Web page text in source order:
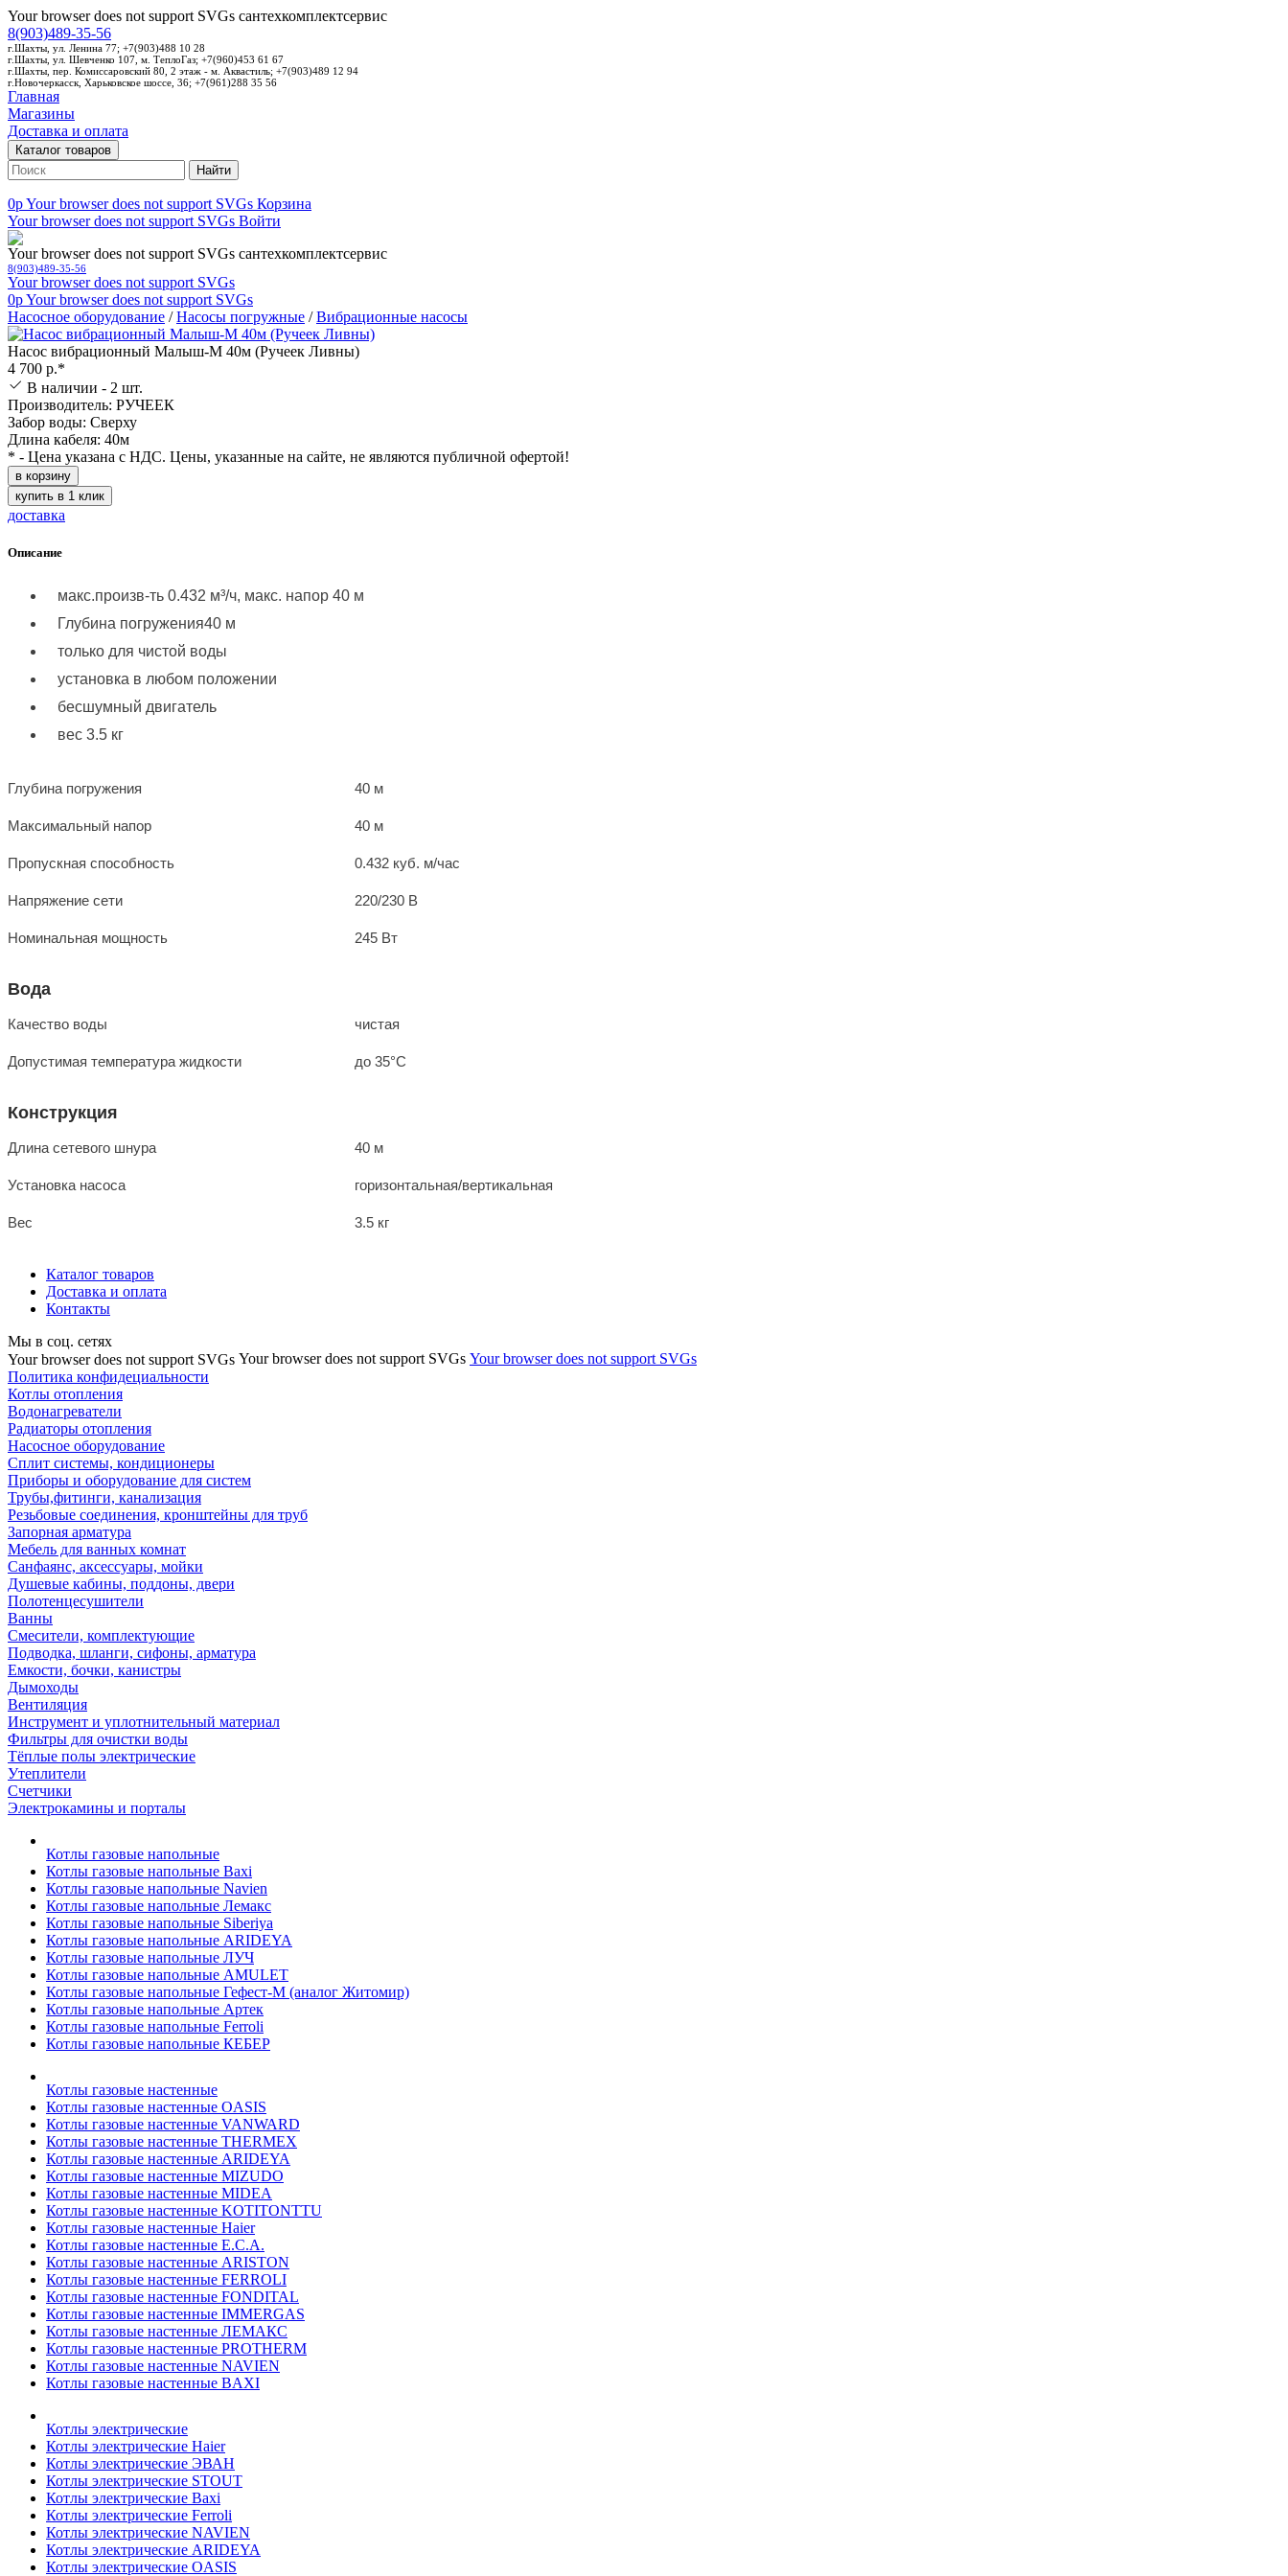
Your browser does not support SVGs сантехкомплектсервис
8(903)489-35-56
г.Шахты, ул. Ленина 77; +7(903)488 10 28
г.Шахты, ул. Шевченко 107, м. ТеплоГаз; +7(960)453 61 67
г.Шахты, пер. Комиссаровский 80, 2 этаж - м. Аквастиль; +7(903)489 12 94
г.Новочеркасск, Харьковское шоссе, 36; +7(961)288 35 56
Главная
Магазины
Доставка и оплата
Каталог товаров
Найти
0pYour browser does not support SVGs Корзина
Your browser does not support SVGs Войти
Your browser does not support SVGs сантехкомплектсервис
8(903)489-35-56
Your browser does not support SVGs
0pYour browser does not support SVGs
Насосное оборудование /Насосы погружные /Вибрационные насосы
Насос вибрационный Малыш-М 40м (Ручеек Ливны)
4 700 р.*
В наличии - 2 шт.
Производитель: РУЧЕЕК
Забор воды: Сверху
Длина кабеля: 40м
* - Цена указана с НДС. Цены, указанные на сайте, не являются публичной офертой!
в корзину
купить в 1 клик
доставка
Описание
макс.произв-ть 0.432 м³/ч, макс. напор 40 м
Глубина погружения40 м
только для чистой воды
установка в любом положении
бесшумный двигатель
вес 3.5 кг
Глубина погружения 40 м
Максимальный напор 40 м
Пропускная способность 0.432 куб. м/час
Напряжение сети 220/230 В
Номинальная мощность 245 Вт
Вода
Качество воды чистая
Допустимая температура жидкости до 35°C
Конструкция
Длина сетевого шнура 40 м
Установка насоса горизонтальная/вертикальная
Вес 3.5 кг
Каталог товаров
Доставка и оплата
Контакты
Мы в соц. сетях
Your browser does not support SVGs Your browser does not support SVGs Your browser does not support SVGs
Политика конфидециальности
Котлы отопления
Водонагреватели
Радиаторы отопления
Насосное оборудование
Сплит системы, кондиционеры
Приборы и оборудование для систем
Трубы,фитинги, канализация
Резьбовые соединения, кронштейны для труб
Запорная арматура
Мебель для ванных комнат
Санфаянс, аксессуары, мойки
Душевые кабины, поддоны, двери
Полотенцесушители
Ванны
Смесители, комплектующие
Подводка, шланги, сифоны, арматура
Емкости, бочки, канистры
Дымоходы
Вентиляция
Инструмент и уплотнительный материал
Фильтры для очистки воды
Тёплые полы электрические
Утеплители
Счетчики
Электрокамины и порталы
Котлы газовые напольные
Котлы газовые напольные Baxi
Котлы газовые напольные Navien
Котлы газовые напольные Лемакс
Котлы газовые напольные Siberiya
Котлы газовые напольные ARIDEYA
Котлы газовые напольные ЛУЧ
Котлы газовые напольные AMULET
Котлы газовые напольные Гефест-М (аналог Житомир)
Котлы газовые напольные Артек
Котлы газовые напольные Ferroli
Котлы газовые напольные КЕБЕР
Котлы газовые настенные
Котлы газовые настенные OASIS
Котлы газовые настенные VANWARD
Котлы газовые настенные THERMEX
Котлы газовые настенные ARIDEYA
Котлы газовые настенные MIZUDO
Котлы газовые настенные MIDEA
Котлы газовые настенные KOTITONTTU
Котлы газовые настенные Haier
Котлы газовые настенные E.C.A.
Котлы газовые настенные ARISTON
Котлы газовые настенные FERROLI
Котлы газовые настенные FONDITAL
Котлы газовые настенные IMMERGAS
Котлы газовые настенные ЛЕМАКС
Котлы газовые настенные PROTHERM
Котлы газовые настенные NAVIEN
Котлы газовые настенные BAXI
Котлы электрические
Котлы электрические Haier
Котлы электрические ЭВАН
Котлы электрические STOUT
Котлы электрические Baxi
Котлы электрические Ferroli
Котлы электрические NAVIEN
Котлы электрические ARIDEYA
Котлы электрические OASIS